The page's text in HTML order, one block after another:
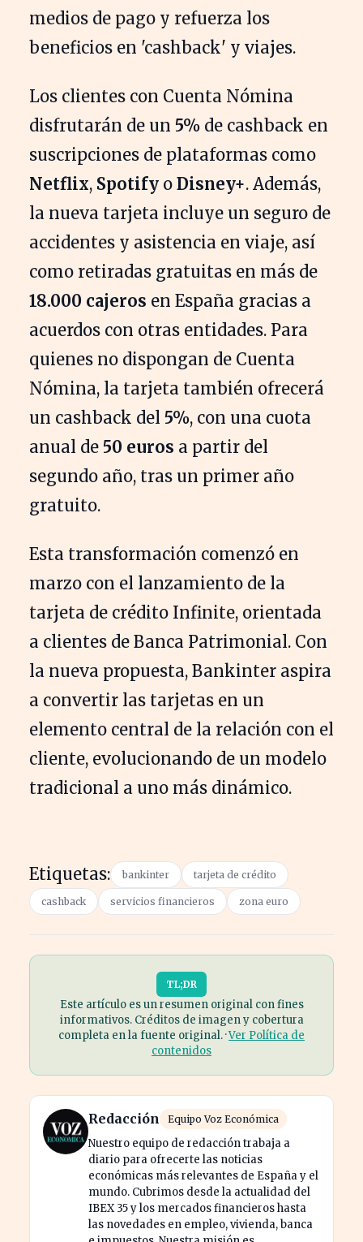
medios de pago y refuerza los
beneficios en 'cashback' y viajes.
Los clientes con Cuenta Nómina
disfrutarán de un 5% de cashback en
suscripciones de plataformas como
Netflix, Spotify o Disney+. Además,
la nueva tarjeta incluye un seguro de
accidentes y asistencia en viaje, así
como retiradas gratuitas en más de
18.000 cajeros en España gracias a
acuerdos con otras entidades. Para
quienes no dispongan de Cuenta
Nómina, la tarjeta también ofrecerá
un cashback del 5%, con una cuota
anual de 50 euros a partir del
segundo año, tras un primer año
gratuito.
Esta transformación comenzó en
marzo con el lanzamiento de la
tarjeta de crédito Infinite, orientada
a clientes de Banca Patrimonial. Con
la nueva propuesta, Bankinter aspira
a convertir las tarjetas en un
elemento central de la relación con el
cliente, evolucionando de un modelo
tradicional a uno más dinámico.
Etiquetas: bankinter tarjeta de crédito
cashback servicios financieros zona euro
TL;DR
Este artículo es un resumen original con fines
informativos. Créditos de imagen y cobertura
completa en la fuente original. ·Ver Política de
contenidos
Redacción Equipo Voz Económica
Nuestro equipo de redacción trabaja a
diario para ofrecerte las noticias
económicas más relevantes de España y el
mundo. Cubrimos desde la actualidad del
IBEX 35 y los mercados financieros hasta
las novedades en empleo, vivienda, banca